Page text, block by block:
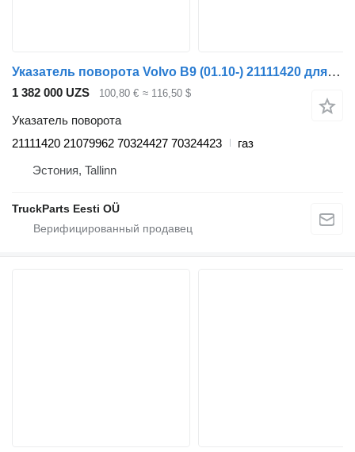
Указатель поворота Volvo B9 (01.10-) 21111420 для автобуса Volvo B7, B8, B9, B12 bus (2005-)
1 382 000 UZS 100,80 € ≈ 116,50 $
Указатель поворота
21111420 21079962 70324427 70324423
газ
Эстония, Tallinn
TruckParts Eesti OÜ